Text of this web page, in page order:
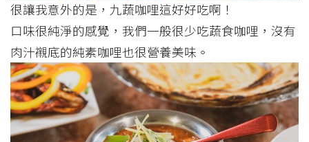
很讓我意外的是，九蔬咖哩這好好吃啊！
口味很純淨的感覺，我們一般很少吃蔬食咖哩，沒有
肉汁襯底的純素咖哩也很營養美味。